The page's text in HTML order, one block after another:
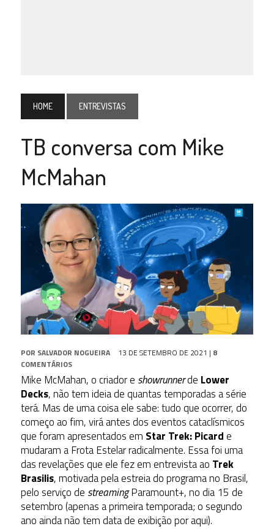
HOME ENTREVISTAS
TB conversa com Mike
McMahan
POR SALVADOR NOGUEIRA 13 DE SETEMBRO DE 2021 | 8
COMENTÁRIOS
Mike McMahan, o criador e showrunnerde Lower
Decks, não tem ideia de quantas temporadas a série
terá. Mas de uma coisa ele sabe: tudo que ocorrer, do
começo ao fim, virá antes dos eventos cataclísmicos
que foram apresentados em Star Trek: Picarde
mudaram a Frota Estelar radicalmente. Essa foi uma
das revelações que ele fez em entrevista ao Trek
Brasilis, motivada pela estreia do programa no Brasil,
pelo serviço de streamingParamount+, no dia 15 de
setembro (apenas a primeira temporada; o segundo
ano ainda não tem data de exibição por aqui).